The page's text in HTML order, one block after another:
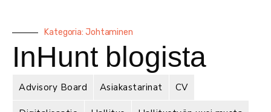
Kategoria: Johtaminen
InHunt blogista
Advisory Board Asiakastarinat CV